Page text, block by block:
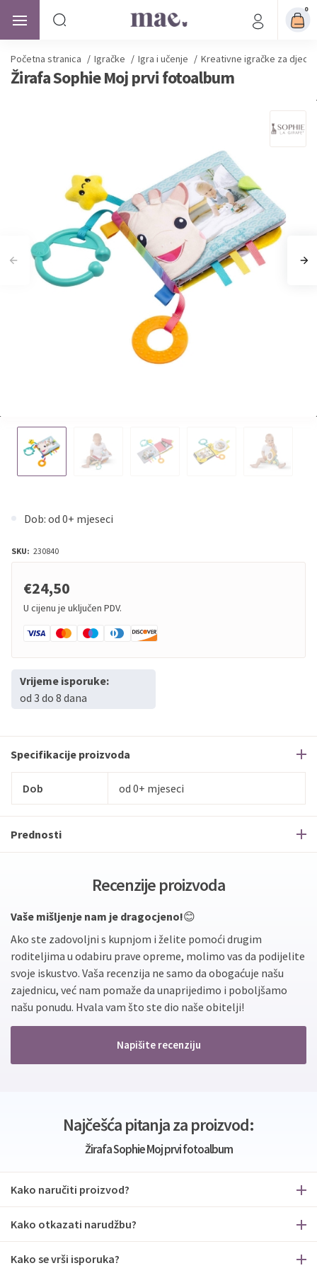
0
Početna stranica / Igračke / Igra i učenje / Kreativne igračke za djecu
Žirafa Sophie Moj prvi fotoalbum
Dob: od 0+ mjeseci
SKU: 230840
€24,50
U cijenu je uključen PDV.
Vrijeme isporuke:
od 3 do 8 dana
Specifikacije proizvoda
Dob od 0+ mjeseci
Prednosti
Recenzije proizvoda
Vaše mišljenje nam je dragocjeno!😊
Ako ste zadovoljni s kupnjom i želite pomoći drugim
roditeljima u odabiru prave opreme, molimo vas da podijelite
svoje iskustvo. Vaša recenzija ne samo da obogaćuje našu
zajednicu, već nam pomaže da unaprijedimo i poboljšamo
našu ponudu. Hvala vam što ste dio naše obitelji!
Napišite recenziju
Najčešća pitanja za proizvod:
Žirafa Sophie Moj prvi fotoalbum
Kako naručiti proizvod?
Kako otkazati narudžbu?
Kako se vrši isporuka?